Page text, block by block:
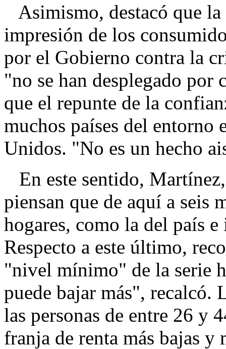
Asimismo, destacó que
impresión de los
por el Gobierno contra la
"no se han desplegado
que el repunte de la
muchos países del entorno
Unidos. "No es un hecho
En este sentido,
piensan que de aquí a seis
hogares, como la del país
Respecto a este último,
"nivel mínimo" de la serie
puede bajar más", recalcó.
las personas de entre 26 y
franja de renta más bajas y